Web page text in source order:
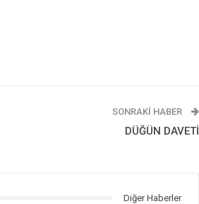
SONRAKI HABER
DÜĞÜN DAVETİ
Diğer Haberler